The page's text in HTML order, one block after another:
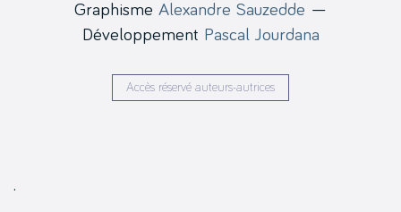
Graphisme Alexandre Sauzedde —
Développement Pascal Jourdana
Accès réservé auteurs-autrices
.